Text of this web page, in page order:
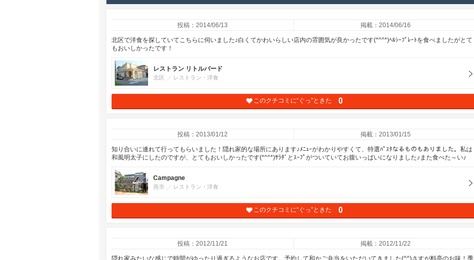
投稿：2014/06/13 掲載：2014/06/16
北区で洋食を探していてこちらに伺いました♪白くてかわいらしい店内の雰囲気が良かったです(*^^*)ﾍﾙｼｰﾌﾟﾚｰﾄを食べましたがとて
もおいしかったです！
レストラン リトルバード
北区 レストラン・洋食
このクチコミに“ぐっ”ときた 0
投稿：2013/01/12 掲載：2013/01/15
知り合いに連れて行ってもらいました！隠れ家的な場所にあります♪ﾒﾆｭｰがわかりやすくて、特選ﾊﾟｽﾀなるものもありました。私は
和風明太子にしたのですが、とてもおいしかったです(*^^*)ｻﾗﾀﾞとｽｰﾌﾟがついていてお腹いっぱいになりました♪また食べた～い♪
Campagne
燕市 レストラン・洋食
このクチコミに“ぐっ”ときた 0
投稿：2012/11/21 掲載：2012/11/22